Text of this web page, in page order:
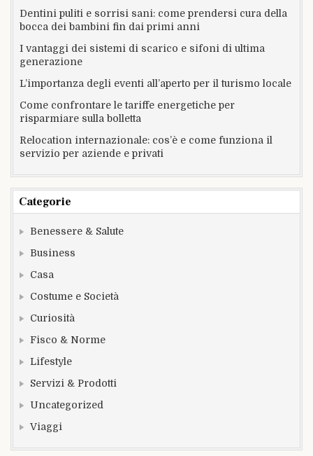
Dentini puliti e sorrisi sani: come prendersi cura della
bocca dei bambini fin dai primi anni
I vantaggi dei sistemi di scarico e sifoni di ultima
generazione
L’importanza degli eventi all’aperto per il turismo locale
Come confrontare le tariffe energetiche per
risparmiare sulla bolletta
Relocation internazionale: cos’è e come funziona il
servizio per aziende e privati
Categorie
Benessere & Salute
Business
Casa
Costume e Società
Curiosità
Fisco & Norme
Lifestyle
Servizi & Prodotti
Uncategorized
Viaggi